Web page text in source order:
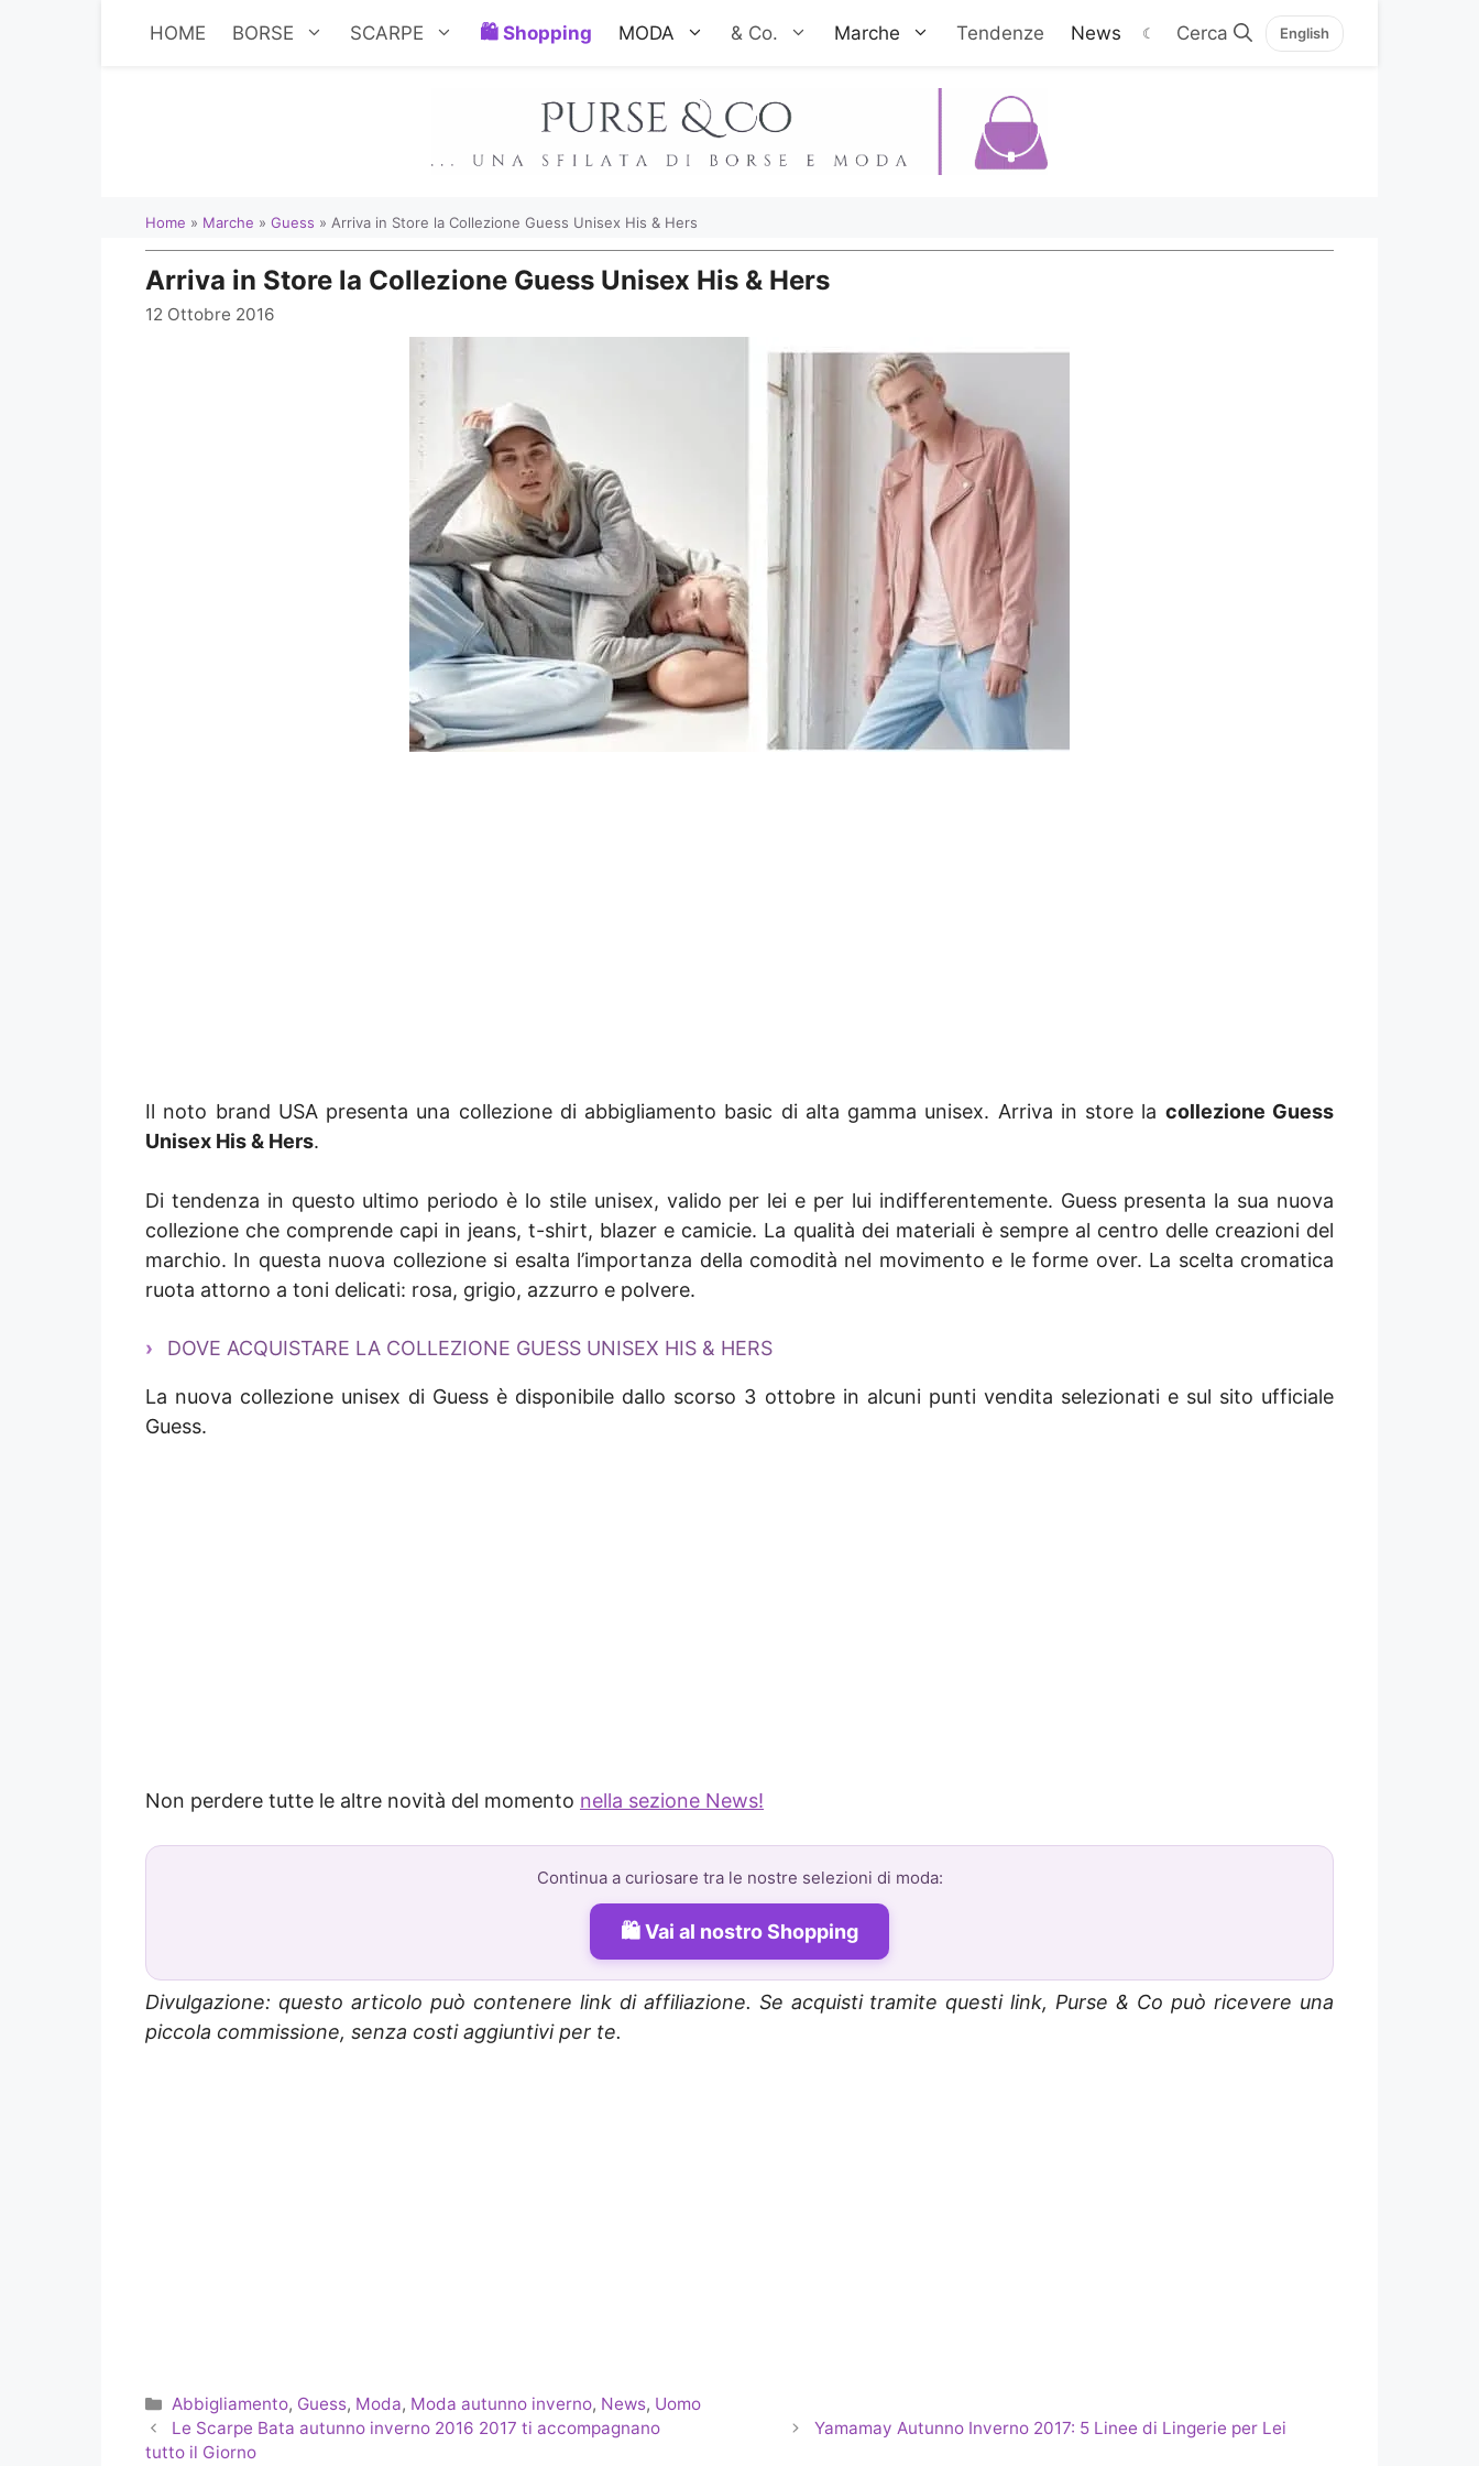
HOME BORSE SCARPE Shopping MODA & Co. Marche Tendenze News ☾ English
Home » Marche » Guess » Arriva in Store la Collezione Guess Unisex His & Hers
Arriva in Store la Collezione Guess Unisex His & Hers
12 Ottobre 2016
Il noto brand USA presenta una collezione di abbigliamento basic di alta gamma unisex. Arriva in store la collezione Guess
Unisex His & Hers.
Di tendenza in questo ultimo periodo è lo stile unisex, valido per lei e per lui indifferentemente. Guess presenta la sua nuova
collezione che comprende capi in jeans, t-shirt, blazer e camicie. La qualità dei materiali è sempre al centro delle creazioni del
marchio. In questa nuova collezione si esalta l’importanza della comodità nel movimento e le forme over. La scelta cromatica
ruota attorno a toni delicati: rosa, grigio, azzurro e polvere.
DOVE ACQUISTARE LA COLLEZIONE GUESS UNISEX HIS & HERS
La nuova collezione unisex di Guess è disponibile dallo scorso 3 ottobre in alcuni punti vendita selezionati e sul sito ufficiale
Guess.
Non perdere tutte le altre novità del momento nella sezione News!
Continua a curiosare tra le nostre selezioni di moda:
Vai al nostro Shopping
Divulgazione: questo articolo può contenere link di affiliazione. Se acquisti tramite questi link, Purse & Co può ricevere una
piccola commissione, senza costi aggiuntivi per te.
Categorie
Abbigliamento, Guess, Moda, Moda autunno inverno, News, Uomo
Le Scarpe Bata autunno inverno 2016 2017 ti accompagnano
tutto il Giorno
Yamamay Autunno Inverno 2017: 5 Linee di Lingerie per Lei